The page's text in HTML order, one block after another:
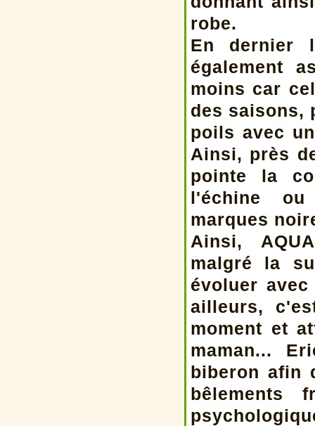
robe.
En dernier
également
moins car
des saisons,
poils avec
Ainsi, près
pointe la
l'échine ou
marques
Ainsi,
malgré la
évoluer
ailleurs,
moment et
maman...
biberon afin
bêlements